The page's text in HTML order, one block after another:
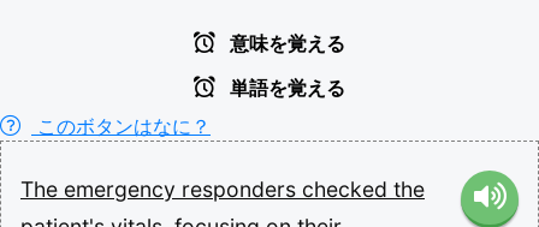
意味を覚える
単語を覚える
このボタンはなに？
The emergency responders checked the